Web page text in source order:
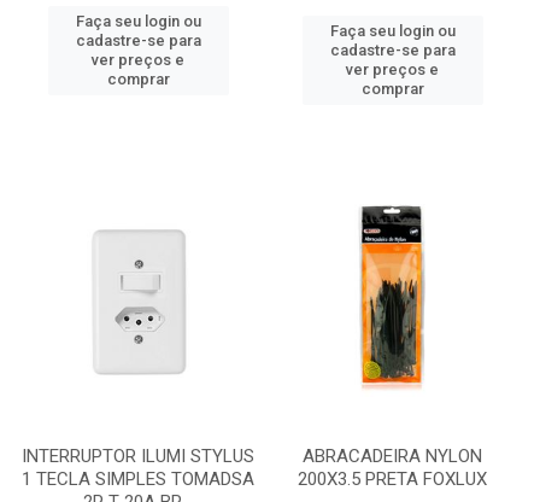
Faça seu login ou
cadastre-se para
ver preços e
comprar
Faça seu login ou
cadastre-se para
ver preços e
comprar
INTERRUPTOR ILUMI STYLUS
1 TECLA SIMPLES TOMADSA
ABRACADEIRA NYLON
200X3.5 PRETA FOXLUX